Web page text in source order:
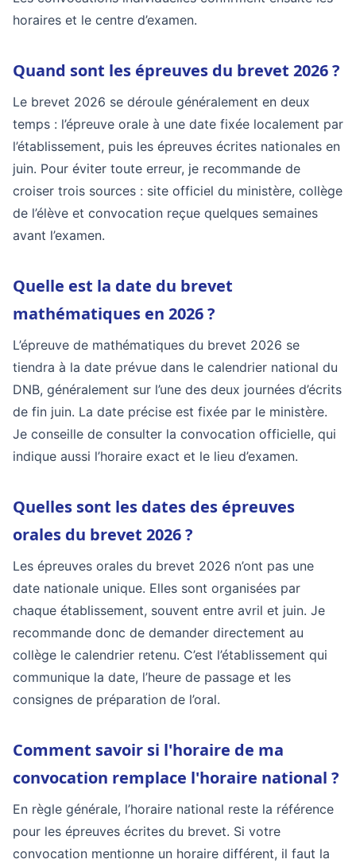
horaires et le centre d’examen.
Quand sont les épreuves du brevet 2026 ?
Le brevet 2026 se déroule généralement en deux
temps : l’épreuve orale à une date fixée localement par
l’établissement, puis les épreuves écrites nationales en
juin. Pour éviter toute erreur, je recommande de
croiser trois sources : site officiel du ministère, collège
de l’élève et convocation reçue quelques semaines
avant l’examen.
Quelle est la date du brevet
mathématiques en 2026 ?
L’épreuve de mathématiques du brevet 2026 se
tiendra à la date prévue dans le calendrier national du
DNB, généralement sur l’une des deux journées d’écrits
de fin juin. La date précise est fixée par le ministère.
Je conseille de consulter la convocation officielle, qui
indique aussi l’horaire exact et le lieu d’examen.
Quelles sont les dates des épreuves
orales du brevet 2026 ?
Les épreuves orales du brevet 2026 n’ont pas une
date nationale unique. Elles sont organisées par
chaque établissement, souvent entre avril et juin. Je
recommande donc de demander directement au
collège le calendrier retenu. C’est l’établissement qui
communique la date, l’heure de passage et les
consignes de préparation de l’oral.
Comment savoir si l'horaire de ma
convocation remplace l'horaire national ?
En règle générale, l’horaire national reste la référence
pour les épreuves écrites du brevet. Si votre
convocation mentionne un horaire différent, il faut la